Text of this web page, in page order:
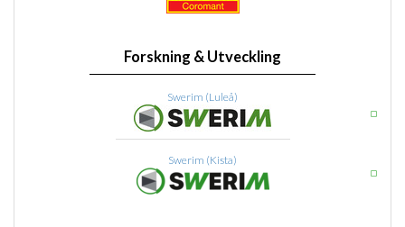
Forskning & Utveckling
Swerim (Luleå)
Swerim (Kista)